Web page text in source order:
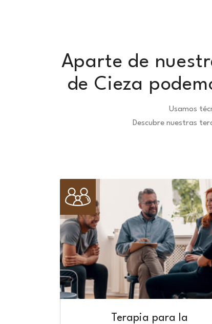
Aparte de
de Cieza
Usamos
Descubre nuestras
Terapia para la